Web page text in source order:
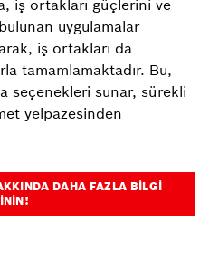
iş ortakları güçlerini ve
uygulamalar
iş ortakları da
tamamlamaktadır. Bu,
seçenekleri sunar, sürekli
yelpazesinden
DAHA FAZLA BILGI